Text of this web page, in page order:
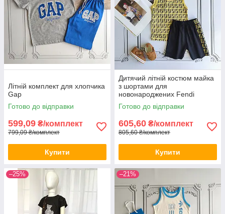
Літній комплект для хлопчика
Gap
Готово до відправки
599,09 ₴/комплект
799,09 ₴/комплект
Купити
Дитячий літній костюм майка
з шортами для
новонароджених Fendi
Готово до відправки
605,60 ₴/комплект
805,60 ₴/комплект
Купити
–25% –21%